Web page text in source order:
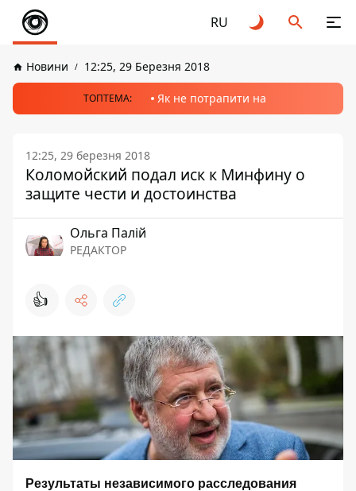
RU
Новини 12:25, 29 Березня 2018
ТОПТЕМА: Як не потрапити на
12:25, 29 березня 2018
Коломойский подал иск к Минфину о
защите чести и достоинства
Ольга Палій
РЕДАКТОР
👍
Результаты независимого расследования